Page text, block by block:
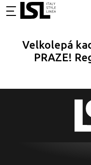
Velkolepá
PRAZE!